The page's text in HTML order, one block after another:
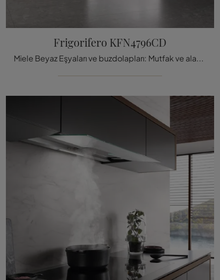
Frigorifero KFN4796CD
Miele Beyaz Eşyaları ve buzdolapları: Mutfak ve alanınızı Miele buzdolabı modeli KFN4796CD ile nasıl tam